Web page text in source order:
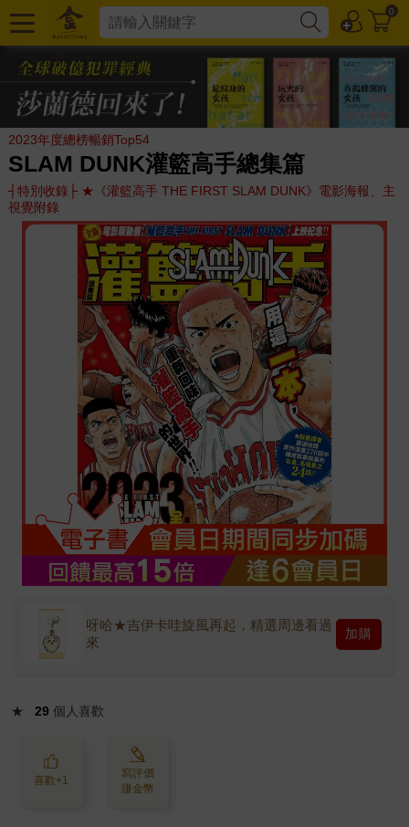
0
2023年度總榜暢銷Top54
SLAM DUNK灌籃高手總集篇
┤特別收錄├ ★《灌籃高手 THE FIRST SLAM DUNK》電影海報、主
視覺附錄
呀哈★吉伊卡哇旋風再起，精選周邊看過
來
加購
★ 29 個人喜歡
喜歡+1
寫評價
賺金幣